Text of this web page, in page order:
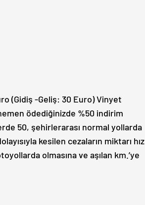
(Gidiş -Geliş: 30 Euro) Vinyet
ödediğinizde %50 indirim
50, şehirlerarası normal yollarda
kesilen cezaların miktarı hız
olmasına ve aşılan km.’ye